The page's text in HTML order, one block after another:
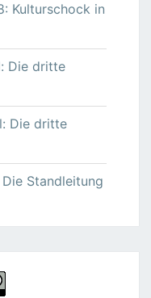
Kulturschock in
Die dritte
Die dritte
Standleitung